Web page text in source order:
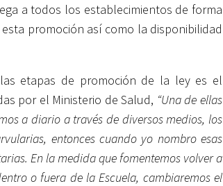
a todos los establecimientos de forma
promoción así como la disponibilidad
etapas de promoción de la ley es el
por el Ministerio de Salud, “Una de ellas
a diario a través de diversos medios, los
entonces cuando yo nombro esas
En la medida que fomentemos volver a
o fuera de la Escuela, cambiaremos el